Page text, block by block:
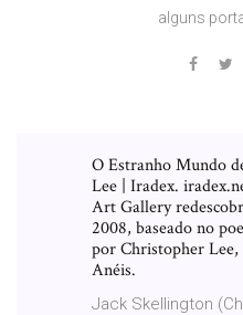
alguns
O Estranho Mundo
Lee | Iradex.
Art Gallery
2008, baseado no
por Christopher Lee,
Anéis.
Jack Skellington